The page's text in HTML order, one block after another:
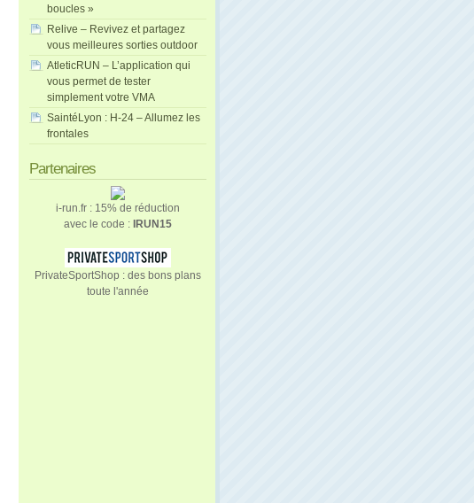
boucles »
Relive – Revivez et partagez
vous meilleures sorties outdoor
AtleticRUN – L’application qui
vous permet de tester
simplement votre VMA
SaintéLyon : H-24 – Allumez les
frontales
Partenaires
i-run.fr : 15% de réduction
avec le code : IRUN15
PrivateSportShop : des bons plans
toute l'année